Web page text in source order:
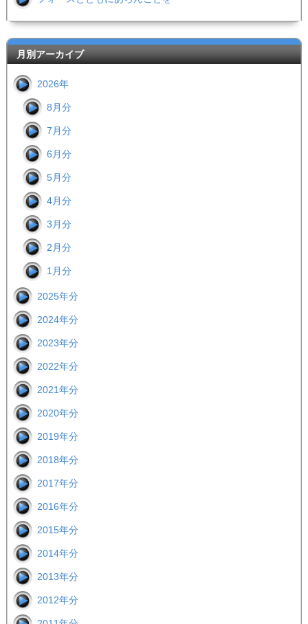
月別アーカイブ
2026年
8月分
7月分
6月分
5月分
4月分
3月分
2月分
1月分
2025年分
2024年分
2023年分
2022年分
2021年分
2020年分
2019年分
2018年分
2017年分
2016年分
2015年分
2014年分
2013年分
2012年分